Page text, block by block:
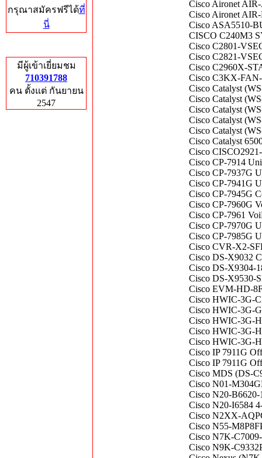
กรุณาสมัครฟรีได้ที่
นี่
มีผู้เข้าเยี่ยมชม
710391788
คน ตั้งแต่ กันยายน
2547
Cisco Aironet
Cisco Aironet
Cisco ASA5510-
CISCO C240M3
Cisco C2801-
Cisco C2821-
Cisco C2960X-
Cisco C3KX-
Cisco Catalyst
Cisco Catalyst
Cisco Catalyst
Cisco Catalyst
Cisco Catalyst
Cisco Catalyst
Cisco
Cisco CP-7914
Cisco CP-7937G
Cisco CP-7941G
Cisco CP-7945G
Cisco CP-7960G
Cisco CP-7961
Cisco CP-7970G
Cisco CP-7985G
Cisco CVR-X2-
Cisco DS-X9032
Cisco DS-X9304-
Cisco DS-X9530-
Cisco EVM-HD-
Cisco HWIC-3G-
Cisco HWIC-3G-
Cisco HWIC-3G-
Cisco HWIC-3G-
Cisco HWIC-3G-
Cisco IP 7911G
Cisco IP 7911G
Cisco MDS (DS-
Cisco N01-
Cisco N20-
Cisco N20-I6584
Cisco N2XX-
Cisco N55-
Cisco N7K-
Cisco N9K-